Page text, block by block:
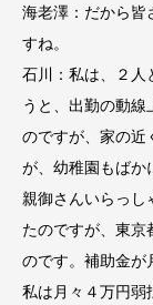
海老澤：だから皆
すね。
石川：私は、２人
うと、出勤の動
のですが、家の近
が、幼稚園もばか
親御さんいらっ
たのですが、東京
のです。補助金が
私は月々４万円弱